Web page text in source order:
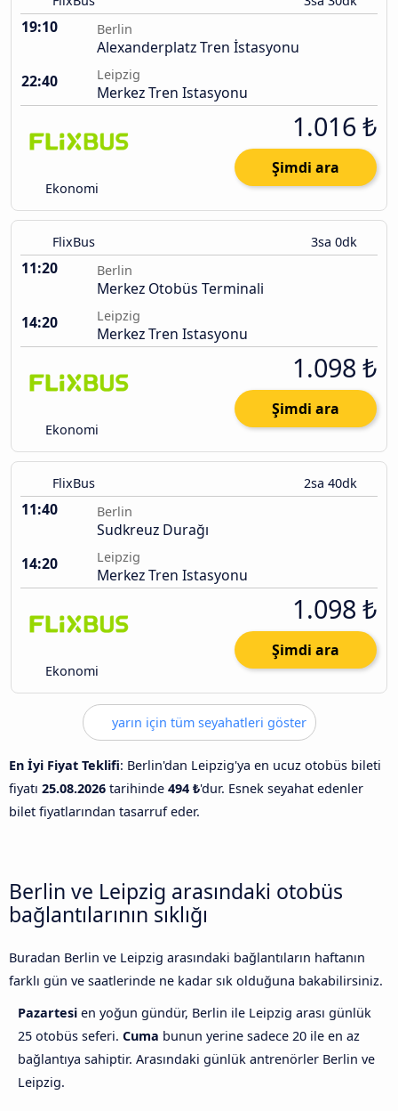
19:10 Berlin
Alexanderplatz Tren İstasyonu
22:40
Leipzig
Merkez Tren Istasyonu
Ekonomi
1.016 ₺
Şimdi ara
FlixBus 3sa 0dk
11:20 Berlin
Merkez Otobüs Terminali
14:20
Leipzig
Merkez Tren Istasyonu
Ekonomi
1.098 ₺
Şimdi ara
FlixBus 2sa 40dk
11:40 Berlin
Sudkreuz Durağı
14:20
Leipzig
Merkez Tren Istasyonu
Ekonomi
1.098 ₺
Şimdi ara
yarın için tüm seyahatleri göster
En İyi Fiyat Teklifi: Berlin'dan Leipzig'ya en ucuz otobüs bileti
fiyatı 25.08.2026 tarihinde 494 ₺'dur. Esnek seyahat edenler
bilet fiyatlarından tasarruf eder.
Berlin ve Leipzig arasındaki otobüs
bağlantılarının sıklığı
Buradan Berlin ve Leipzig arasındaki bağlantıların haftanın
farklı gün ve saatlerinde ne kadar sık olduğuna bakabilirsiniz.
Pazartesi en yoğun gündür, Berlin ile Leipzig arası günlük
25 otobüs seferi. Cuma bunun yerine sadece 20 ile en az
bağlantıya sahiptir. Arasındaki günlük antrenörler Berlin ve
Leipzig.